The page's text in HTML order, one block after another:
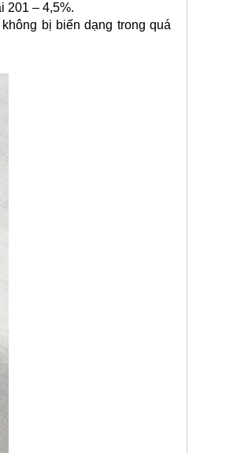
201 – 4,5%.
bị biến dạng trong quá